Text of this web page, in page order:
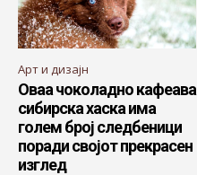
Арт и дизајн
Оваа чоколадно кафеава
сибирска хаска има
голем број следбеници
поради својот прекрасен
изглед